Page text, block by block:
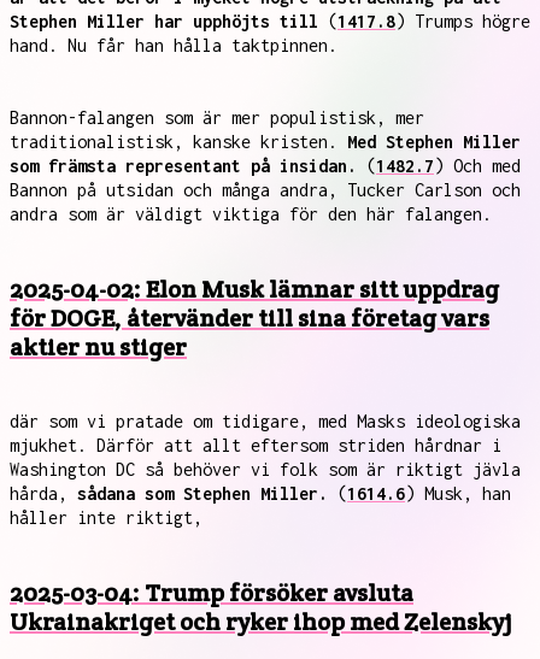
Stephen Miller har upphöjts till (1417.8) Trumps högre
hand. Nu får han hålla taktpinnen.
Bannon-falangen som är mer populistisk, mer
traditionalistisk, kanske kristen. Med Stephen Miller
som främsta representant på insidan.
(1482.7) Och med
Bannon på utsidan och många andra, Tucker Carlson och
andra som är väldigt viktiga för den här falangen.
2025-04-02: Elon Musk lämnar sitt uppdrag
för DOGE, återvänder till sina företag vars
aktier nu stiger
där som vi pratade om tidigare, med Masks ideologiska
mjukhet. Därför att allt eftersom striden hårdnar i
Washington DC så behöver vi folk som är riktigt jävla
hårda, sådana som Stephen Miller. (1614.6) Musk, han
håller inte riktigt,
2025-03-04: Trump försöker avsluta
Ukrainakriget och ryker ihop med Zelenskyj